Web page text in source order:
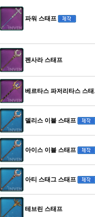
파워 스태프
펜사라 스태프
베르타스 파저리타스 스
델리스 이블 스태프
아이스 이블 스태프
아티 스태그 스태프
테브린 스태프